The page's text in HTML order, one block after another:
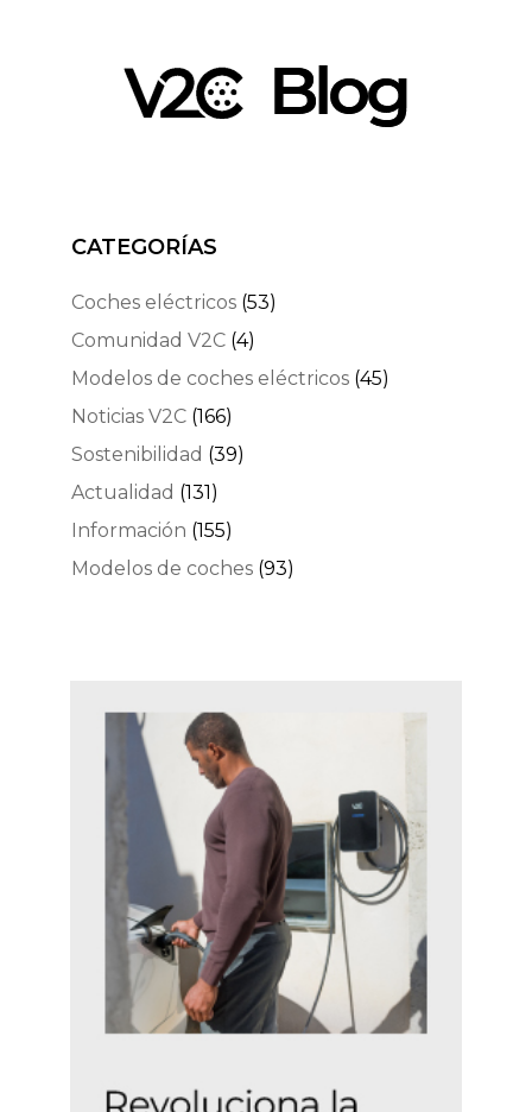
CATEGORÍAS
Coches eléctricos (53)
Comunidad V2C (4)
Modelos de coches eléctricos (45)
Noticias V2C (166)
Sostenibilidad (39)
Actualidad (131)
Información (155)
Modelos de coches (93)